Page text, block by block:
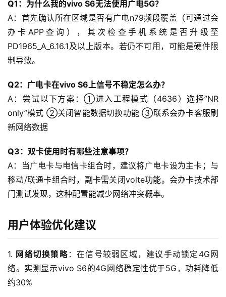
首
页
流
量
宽
带
身
W
i
F
快
更
多
Q1：为什么我的vivo S6无法使用广电5G？
A：首先确认所在区域是否有广电n79频段覆盖（可通过会
办卡APP查询），其次检查手机系统是否升级至
PD1965_A_6.16.1及以上版本。若仍不可用，可能是硬件限
制导致。
Q2：广电卡在vivo S6上信号不稳定怎么办？
A：尝试以下方案：①进入工程模式（4636）选择”NR
only”模式 ②关闭智能数据切换功能 ③联系会办卡客服刷
新网络数据
Q3：双卡使用时有哪些注意事项？
A：当广电卡与电信卡组合时，建议将广电卡设为主卡；与
移动/联通卡组合时，副卡需关闭volte功能。会办卡技术部
门测试发现，这种配置能减少网络冲突概率。
用户体验优化建议
1. 网络切换策略 ：在信号较弱区域，建议手动锁定4G网
络。实测显示vivo S6的4G网络稳定性优于5G，功耗降低
约30%